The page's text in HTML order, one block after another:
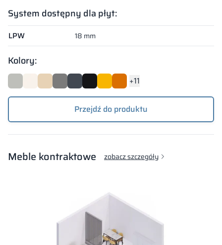
System dostępny dla płyt:
System dostępny dla płyt:
LPW 18 mm
Kolory:
+11
Przejdź do produktu
Meble kontraktowe zobacz szczegóły